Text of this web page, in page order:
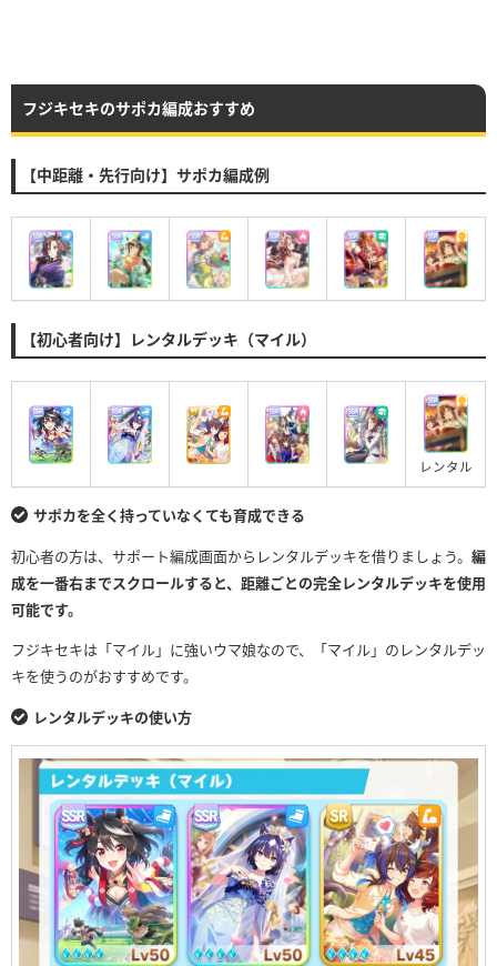
フジキセキのサポカ編成おすすめ
【中距離・先行向け】サポカ編成例
【初心者向け】レンタルデッキ（マイル）
レンタル
サポカを全く持っていなくても育成できる
初心者の方は、サポート編成画面からレンタルデッキを借りましょう。 編
成を一番右までスクロールすると、距離ごとの完全レンタルデッキを使用
可能です。
フジキセキは「マイル」に強いウマ娘なので、「マイル」のレンタルデッ
キを使うのがおすすめです。
レンタルデッキの使い方